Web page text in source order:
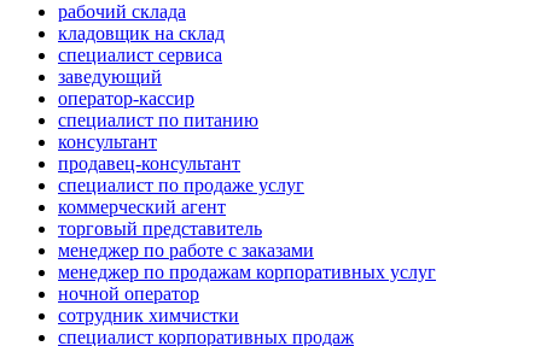
рабочий склада
кладовщик на склад
специалист сервиса
заведующий
оператор-кассир
специалист по питанию
консультант
продавец-консультант
специалист по продаже услуг
коммерческий агент
торговый представитель
менеджер по работе с заказами
менеджер по продажам корпоративных услуг
ночной оператор
сотрудник химчистки
специалист корпоративных продаж